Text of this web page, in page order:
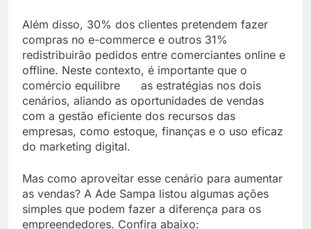
Além disso, 30% dos clientes pretendem fazer
compras no e-commerce e outros 31%
redistribuirão pedidos entre comerciantes online e
offline. Neste contexto, é importante que o
comércio equilibre as estratégias nos dois
cenários, aliando as oportunidades de vendas
com a gestão eficiente dos recursos das
empresas, como estoque, finanças e o uso eficaz
do marketing digital.
Mas como aproveitar esse cenário para aumentar
as vendas? A Ade Sampa listou algumas ações
simples que podem fazer a diferença para os
empreendedores. Confira abaixo: